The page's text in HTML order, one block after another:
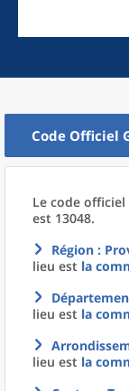
Code Officiel
Le code
est 13048.
Région :
lieu est la
lieu est la
lieu est la